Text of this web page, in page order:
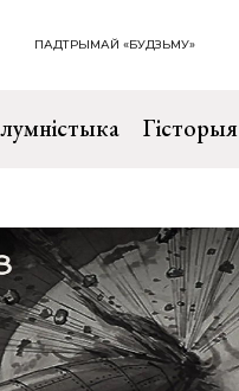
ПАДТРЫМАЙ «БУДЗЬМУ»
Гісторыя